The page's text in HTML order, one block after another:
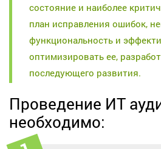
состояние и наиболее
план исправления ошибок,
функциональность и
оптимизировать ее,
последующего развития.
Проведение ИТ
необходимо: